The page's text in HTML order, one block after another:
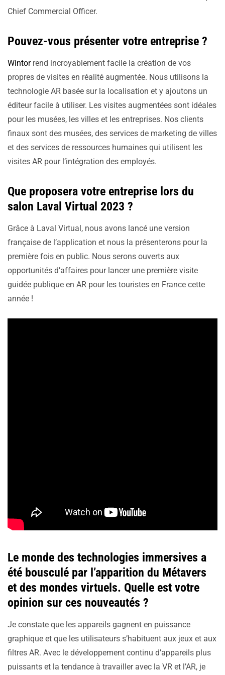
Chief Commercial Officer.
Pouvez-vous présenter votre entreprise ?
Wintorrend incroyablement facile la création de vos
propres de visites en réalité augmentée. Nous utilisons la
technologie AR basée sur la localisation et y ajoutons un
éditeur facile à utiliser. Les visites augmentées sont idéales
pour les musées, les villes et les entreprises. Nos clients
finaux sont des musées, des services de marketing de villes
et des services de ressources humaines qui utilisent les
visites AR pour l’intégration des employés.
Que proposera votre entreprise lors du
salon Laval Virtual 2023 ?
Grâce à Laval Virtual, nous avons lancé une version
française de l’application et nous la présenterons pour la
première fois en public. Nous serons ouverts aux
opportunités d’affaires pour lancer une première visite
guidée publique en AR pour les touristes en France cette
année !
Le monde des technologies immersives a
été bousculé par l’apparition du Métavers
et des mondes virtuels. Quelle est votre
opinion sur ces nouveautés ?
Je constate que les appareils gagnent en puissance
graphique et que les utilisateurs s’habituent aux jeux et aux
filtres AR. Avec le développement continu d’appareils plus
puissants et la tendance à travailler avec la VR et l’AR, je